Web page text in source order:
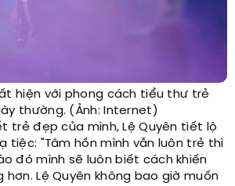
hiện với phong cách tiểu thư trẻ
thường. (Ảnh: Internet)
trẻ đẹp của mình, Lệ Quyên tiết lộ
tiệc: "Tâm hồn mình vẫn luôn trẻ thì
đó mình sẽ luôn biết cách khiến
Lệ Quyên không bao giờ muốn